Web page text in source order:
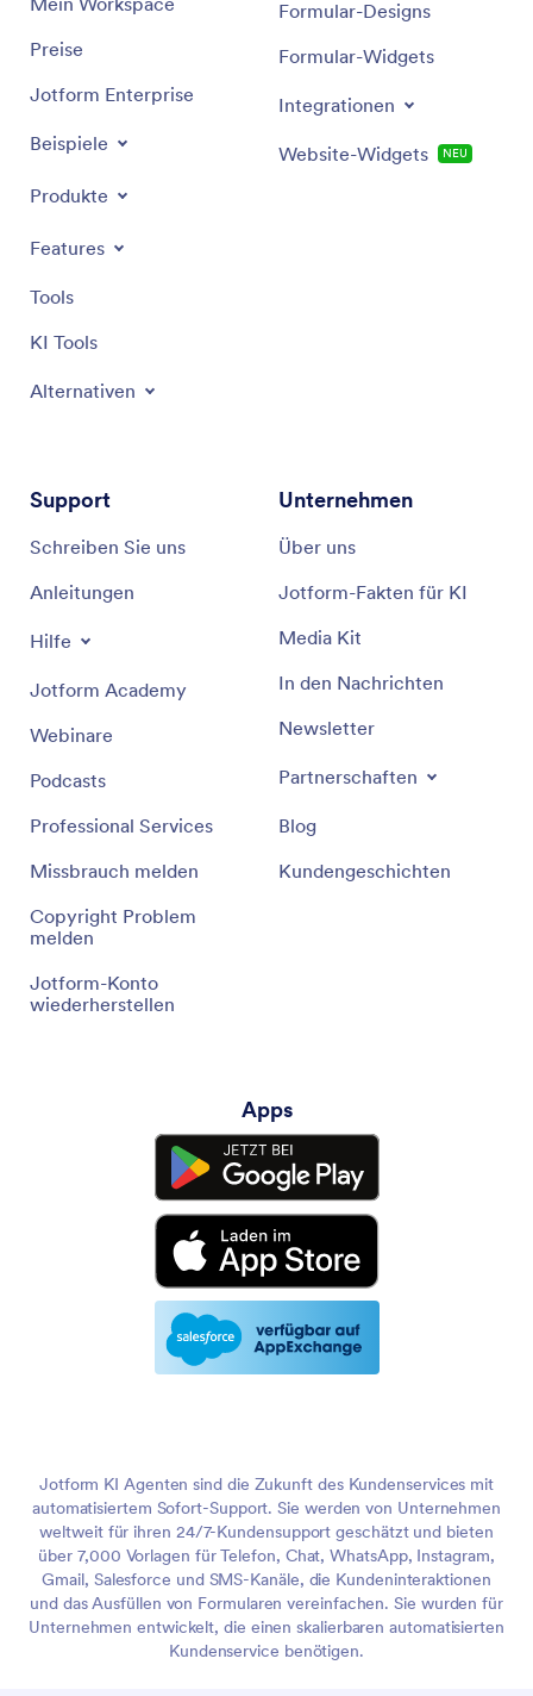
Preise
Jotform Enterprise
Beispiele
Produkte
Features
Tools
KI Tools
Alternativen
Formular-Designs
Formular-Widgets
Integrationen
Website-Widgets NEU
Support
Schreiben Sie uns
Anleitungen
Hilfe
Jotform Academy
Webinare
Podcasts
Professional Services
Missbrauch melden
Copyright Problem
melden
Jotform-Konto
wiederherstellen
Unternehmen
Über uns
Jotform-Fakten für KI
Media Kit
In den Nachrichten
Newsletter
Partnerschaften
Blog
Kundengeschichten
Apps
Jotform KI Agenten sind die Zukunft des Kundenservices mit
automatisiertem Sofort-Support. Sie werden von Unternehmen
weltweit für ihren 24/7-Kundensupport geschätzt und bieten
über 7,000 Vorlagen für Telefon, Chat, WhatsApp, Instagram,
Gmail, Salesforce und SMS-Kanäle, die Kundeninteraktionen
und das Ausfüllen von Formularen vereinfachen. Sie wurden für
Unternehmen entwickelt, die einen skalierbaren automatisierten
Kundenservice benötigen.